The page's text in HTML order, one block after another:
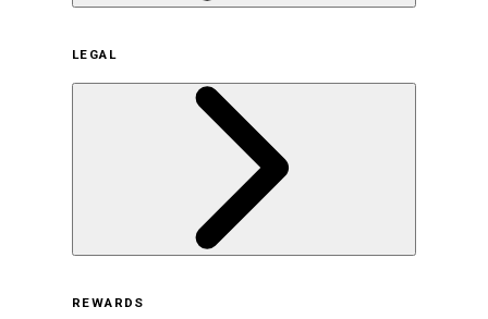
サステナビリティの取り組み（日本）
サステナビリティの取り組み（米国/英語）
ヒストリー
採用情報
LEGAL
REWARDS